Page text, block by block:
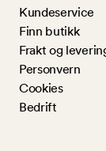
Kundeservice
Finn butikk
Frakt og
Personvern
Cookies
Bedrift